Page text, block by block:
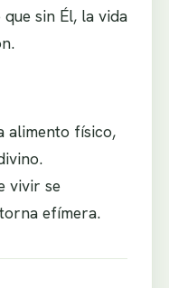
sin Él, la vida
alimento físico,
vivir se
efímera.